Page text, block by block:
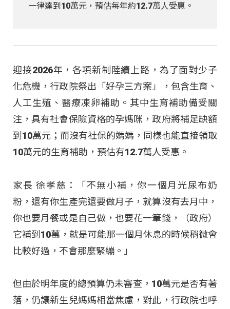
一律達到10萬元，預估每年約12.7萬人受惠。
迎接2026年，各項新制陸續上路，為了面對少子
化危機，行政院祭出「好孕三方案」，包含生育、
人工生殖、醫療凍卵補助。其中生育補助備受關
注，具有社會保險資格的孕媽咪，政府將補足缺額
到10萬元；而沒有社保的媽媽，同樣也能直接領取
10萬元的生育補助，預估有12.7萬人受惠。
家長 徐孝慈：「不無小補，你一個月光尿布奶
粉，還有你生產完還要做月子，就算沒有去月中，
你也要月餐或是自己做，也要花一筆錢，（政府）
它補到10萬，就是可能那一個月休息的時候稍微會
比較好過，不會那麼緊繃。」
但由於明年度的總預算仍未審查，10萬元是否有著
落，仍讓新生兒媽媽相當焦慮，對此，行政院也呼